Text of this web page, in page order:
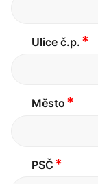
Ulice č.p. *
Město *
PSČ *